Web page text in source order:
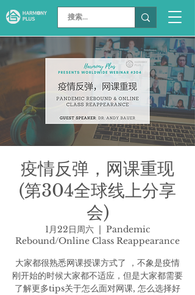
疫情反弹，网课重现
(第304全球线上分享
会)
1月22日周六
  |
Pandemic
Rebound/Online Class Reappearance
大家都很熟悉网课授课方式了 ，不象是疫情
刚开始的时候大家都不适应，但是大家都需要
了解更多tips关于怎么面对网课, 怎么选择好